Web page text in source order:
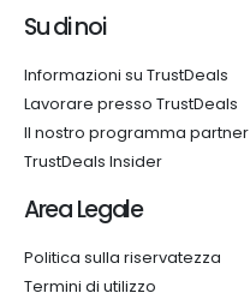
Su di noi
Informazioni su TrustDeals
Lavorare presso TrustDeals
Il nostro programma partner
TrustDeals Insider
Area Legale
Politica sulla riservatezza
Termini di utilizzo